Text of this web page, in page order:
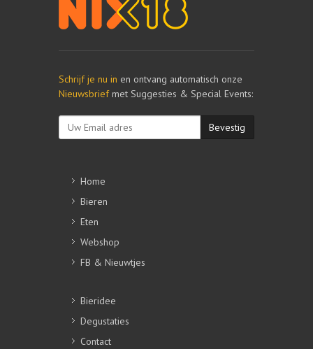
Schrijf je nu in en ontvang automatisch onze
Nieuwsbriefmet Suggesties & Special Events:
Bevestig
Home
Bieren
Eten
Webshop
FB & Nieuwtjes
Bieridee
Degustaties
Contact